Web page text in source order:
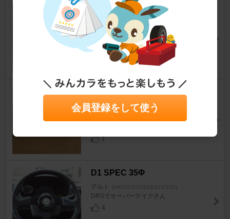
スズキ純正 13インチブレーキ
キャリパー
アルト [HA12S/22S/23S/12V/23V]
しびはげさん
スズキ(純正) インパネアッパー
ガーニッシュ
1
D1 SPEC 35Φ
アルト [HA12S/22S/23S/12V/23V]
DRSでオーバーテイクさん
4
会員登録をして使う